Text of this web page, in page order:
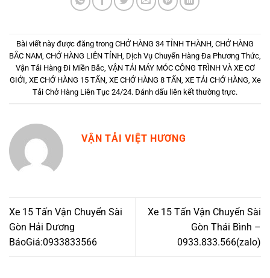
Bài viết này được đăng trong CHỞ HÀNG 34 TỈNH THÀNH, CHỞ HÀNG
BẮC NAM, CHỞ HÀNG LIÊN TỈNH, Dịch Vụ Chuyển Hàng Đa Phương Thức,
Vận Tải Hàng Đi Miền Bắc, VẬN TẢI MÁY MÓC CÔNG TRÌNH VÀ XE CƠ
GIỚI, XE CHỞ HÀNG 15 TẤN, XE CHỞ HÀNG 8 TẤN, XE TẢI CHỞ HÀNG, Xe
Tải Chở Hàng Liên Tục 24/24. Đánh dấu liên kết thường trực.
VẬN TẢI VIỆT HƯƠNG
Xe 15 Tấn Vận Chuyển Sài
Gòn Hải Dương
BáoGiá:0933833566
Xe 15 Tấn Vận Chuyển Sài
Gòn Thái Bình –
0933.833.566(zalo)